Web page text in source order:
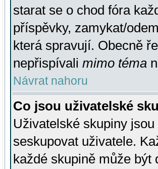
starat se o chod fóra
příspěvky, zamykat/
která spravují. Obecně
nepřispívali mimo téma
Návrat nahoru
Co jsou uživatelské
Uživatelské skupiny
seskupovat uživatele.
každé skupině může